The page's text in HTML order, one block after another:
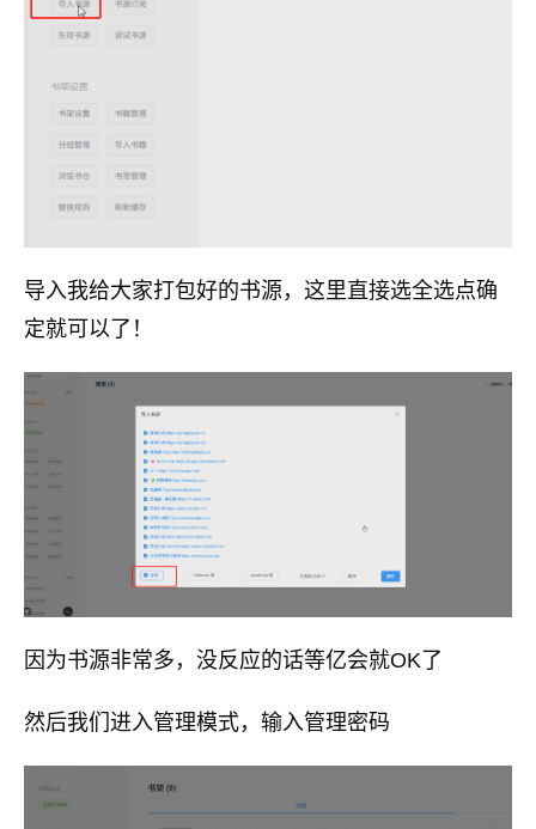
导入我给大家打包好的书源，这里直接选全选点确
定就可以了！
因为书源非常多，没反应的话等亿会就OK了
然后我们进入管理模式，输入管理密码